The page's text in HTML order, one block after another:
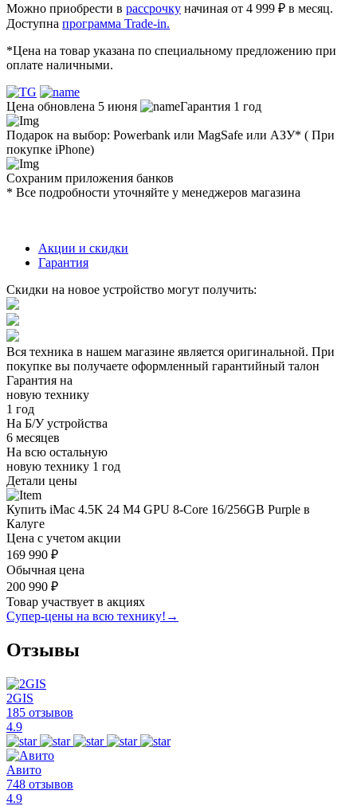
Можно приобрести в рассрочку начиная от 4 999 ₽ в месяц.
Доступна программа Trade-in.
*Цена на товар указана по специальному предложению при
оплате наличными.
Цена обновлена 5 июня Гарантия 1 год
Подарок на выбор: Powerbank или MagSafe или AЗУ* ( При
покупке iPhone)
Сохраним приложения банков
* Все подробности уточняйте у менеджеров магазина
Акции и скидки
Гарантия
Скидки на новое устройство могут получить:
Вся техника в нашем магазине является оригинальной. При
покупке вы получаете оформленный гарантийный талон
Гарантия на
новую технику
1 год
На Б/У устройства
6 месяцев
На всю остальную
новую технику 1 год
Детали цены
Купить iMac 4.5K 24 M4 GPU 8-Core 16/256GB Purple в
Калуге
Цена с учетом акции
169 990 ₽
Обычная цена
200 990 ₽
Товар участвует в акциях
Супер-цены на всю технику! →
Отзывы
2GIS
185 отзывов
4.9
Авито
748 отзывов
4.9